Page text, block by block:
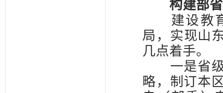
构建部省
建设教育
局，实现山
几点着手。
一是省级
略，制订本